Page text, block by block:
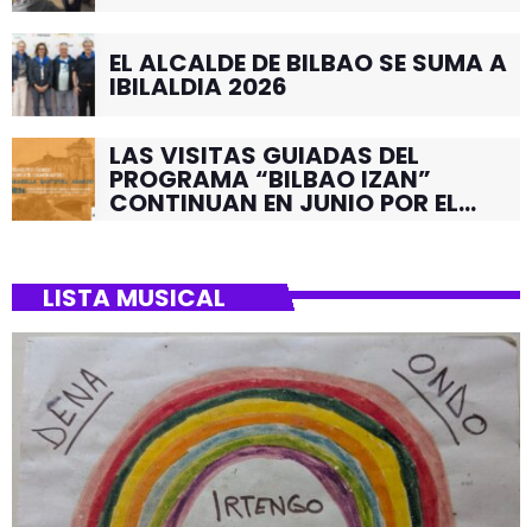
EL ALCALDE DE BILBAO SE SUMA A
IBILALDIA 2026
LAS VISITAS GUIADAS DEL
PROGRAMA “BILBAO IZAN”
CONTINUAN EN JUNIO POR EL
LISTA MUSICAL